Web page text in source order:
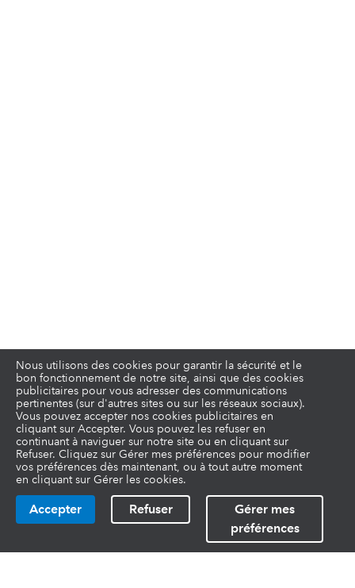
Nous utilisons des cookies pour garantir la sécurité et le
bon fonctionnement de notre site, ainsi que des cookies
publicitaires pour vous adresser des communications
pertinentes (sur d'autres sites ou sur les réseaux sociaux).
Vous pouvez accepter nos cookies publicitaires en
cliquant sur Accepter. Vous pouvez les refuser en
continuant à naviguer sur notre site ou en cliquant sur
Refuser. Cliquez sur Gérer mes préférences pour modifier
vos préférences dès maintenant, ou à tout autre moment
en cliquant sur Gérer les cookies.
Accepter Refuser
Gérer mes
préférences